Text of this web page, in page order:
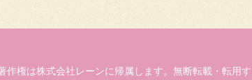
権は株式会社レーンに帰属します。無断転載・転用す